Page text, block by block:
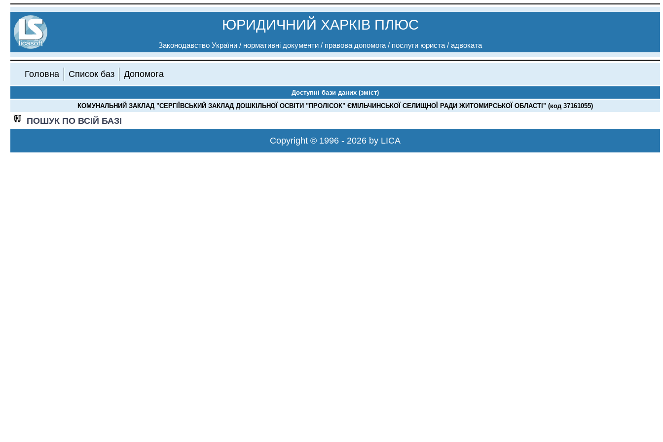
ЮРИДИЧНИЙ ХАРКІВ ПЛЮС
Законодавство України / нормативні документи / правова допомога / послуги юриста / адвоката
Головна Список баз Допомога
Доступні бази даних (зміст)
КОМУНАЛЬНИЙ ЗАКЛАД "СЕРГІЇВСЬКИЙ ЗАКЛАД ДОШКІЛЬНОЇ ОСВІТИ "ПРОЛІСОК" ЄМІЛЬЧИНСЬКОЇ СЕЛИЩНОЇ РАДИ ЖИТОМИРСЬКОЇ ОБЛАСТІ" (код 37161055)
ПОШУК ПО ВСІЙ БАЗІ
Copyright © 1996 - 2026 by LICA